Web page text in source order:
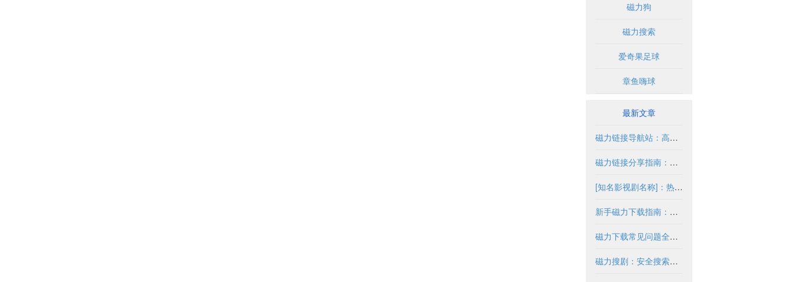
磁力狗
磁力搜索
爱奇果足球
章鱼嗨球
最新文章
磁力链接导航站：高效获取资源的合法途径
磁力链接分享指南：安全合法获取资源
[知名影视剧名称]：热门剧情与高清资源解析
新手磁力下载指南：新手必读完整教程
磁力下载常见问题全解析
磁力搜剧：安全搜索与合法使用指南